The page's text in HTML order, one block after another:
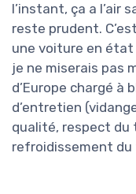
l’instant, ça a l’air
reste prudent.
une voiture en
je ne miserais pas
d’Europe chargé à
d’entretien
qualité, respect du
refroidissement du